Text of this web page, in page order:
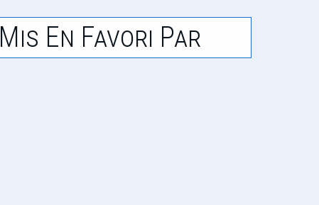
Mis En Favori Par